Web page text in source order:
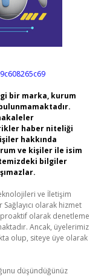
bir marka, kurum
haber niteliği
hakkında
ve kişiler ile isim
bilgiler
ve İletişim
olarak hizmet
olarak denetleme
Ancak, üyelerimiz
olup, siteye üye olarak
düşündüğünüz